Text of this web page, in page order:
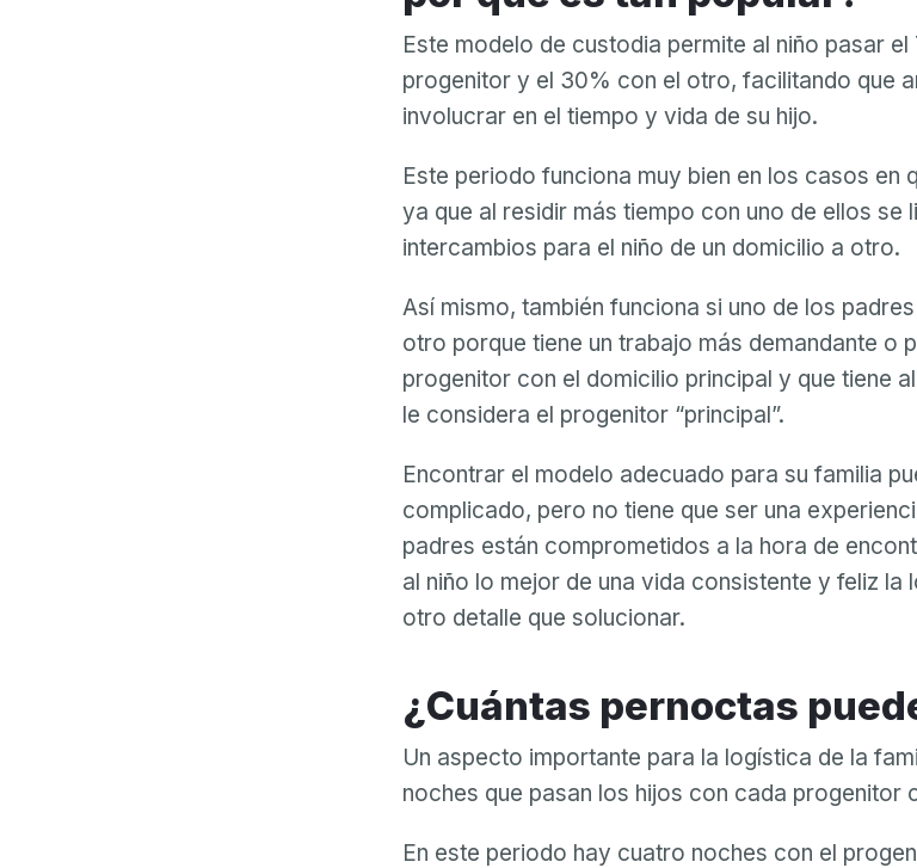
Este modelo de custodia permite al niño pasar
progenitor y el 30% con el otro, facilitando que
involucrar en el tiempo y vida de su hijo.
Este periodo funciona muy bien en los casos en
ya que al residir más tiempo con uno de ellos se
intercambios para el niño de un domicilio a otro.
Así mismo, también funciona si uno de los
otro porque tiene un trabajo más demandante o
progenitor con el domicilio principal y que tiene
le considera el progenitor “principal”.
Encontrar el modelo adecuado para su familia
complicado, pero no tiene que ser una
padres están comprometidos a la hora de
al niño lo mejor de una vida consistente y feliz la
otro detalle que solucionar.
¿Cuántas pernoctas
Un aspecto importante para la logística de la
noches que pasan los hijos con cada progenitor
En este periodo hay cuatro noches con el
Tu correo electrónico
Tu correo electrónico